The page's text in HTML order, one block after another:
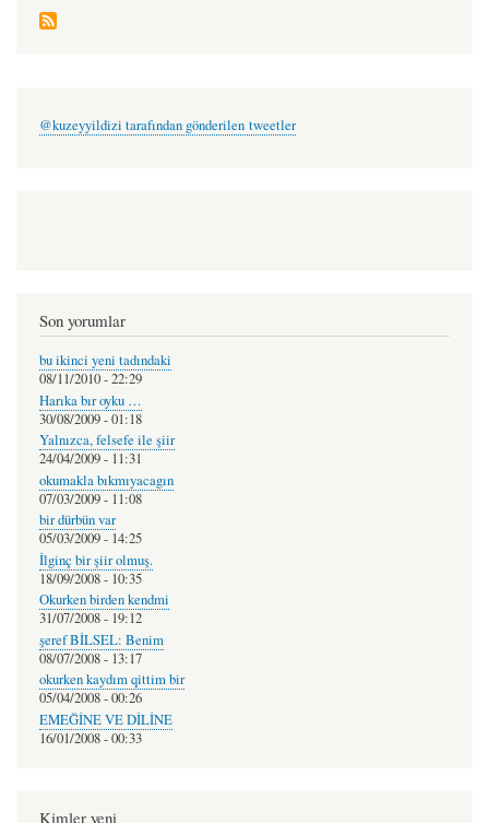
@kuzeyyildizi tarafından gönderilen tweetler
Son yorumlar
bu ikinci yeni tadındaki
08/11/2010 - 22:29
Harıka bır oyku …
30/08/2009 - 01:18
Yalnızca, felsefe ile şiir
24/04/2009 - 11:31
okumakla bıkmıyacagın
07/03/2009 - 11:08
bir dürbün var
05/03/2009 - 14:25
İlginç bir şiir olmuş.
18/09/2008 - 10:35
Okurken birden kendmi
31/07/2008 - 19:12
şeref BİLSEL: Benim
08/07/2008 - 13:17
okurken kaydım qittim bir
05/04/2008 - 00:26
EMEĞİNE VE DİLİNE
16/01/2008 - 00:33
Kimler yeni